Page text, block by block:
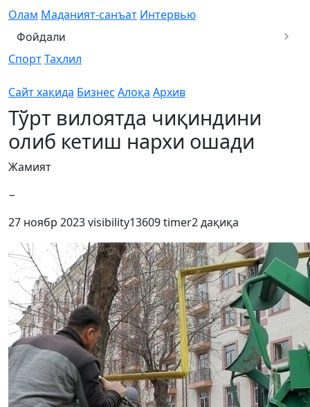
Олам Маданият-санъат Интервью
Фойдали
СпортТаҳлил
Сайт хақида Бизнес Алоқа Архив
Тўрт вилоятда чиқиндини
олиб кетиш нархи ошади
Жамият
−
27 ноябр 2023visibility13609timer2 дақиқа